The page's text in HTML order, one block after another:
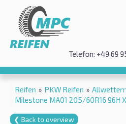
Telefon: +49 69
Reifen » PKW Reifen »
Milestone MA01 205/60R16 96H
❮ Back to overview